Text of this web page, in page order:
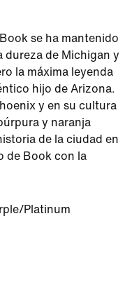
se ha mantenido
dureza de Michigan y
la máxima leyenda
hijo de Arizona.
y en su cultura
y naranja
de la ciudad en
de Book con la
Platinum